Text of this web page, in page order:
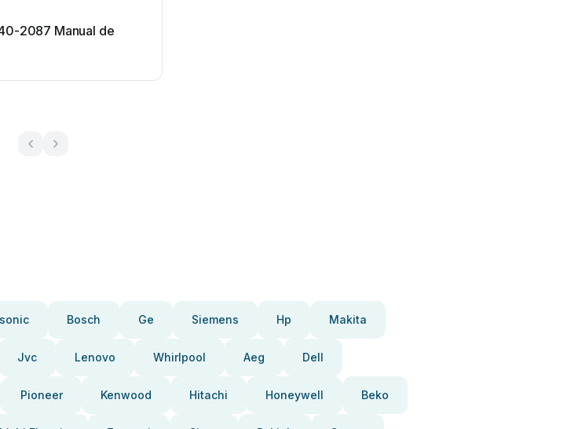
2087 Manual de
Bosch Ge Siemens Hp Makita
Jvc Lenovo Whirlpool Aeg Dell
Pioneer Kenwood Hitachi Honeywell Beko